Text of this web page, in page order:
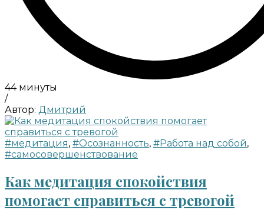
44 минуты
/
Автор: Дмитрий
#медитация, #Осознанность, #Работа над собой,
#самосовершенствование
Как медитация спокойствия
помогает справиться с тревогой